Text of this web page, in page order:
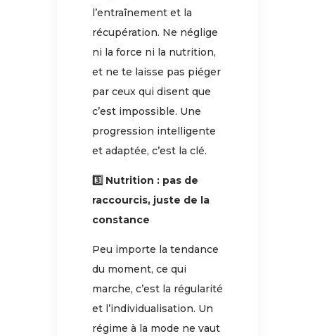
l’entraînement et la
récupération. Ne néglige
ni la force ni la nutrition,
et ne te laisse pas piéger
par ceux qui disent que
c’est impossible. Une
progression intelligente
et adaptée, c’est la clé.
3️⃣ Nutrition : pas de
raccourcis, juste de la
constance
Peu importe la tendance
du moment, ce qui
marche, c’est la régularité
et l’individualisation. Un
régime à la mode ne vaut